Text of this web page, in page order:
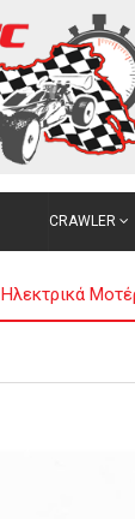
CRAWLER
Ηλεκτρικά